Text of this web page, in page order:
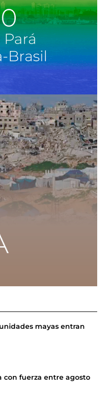
mayas entran
con fuerza entre agosto